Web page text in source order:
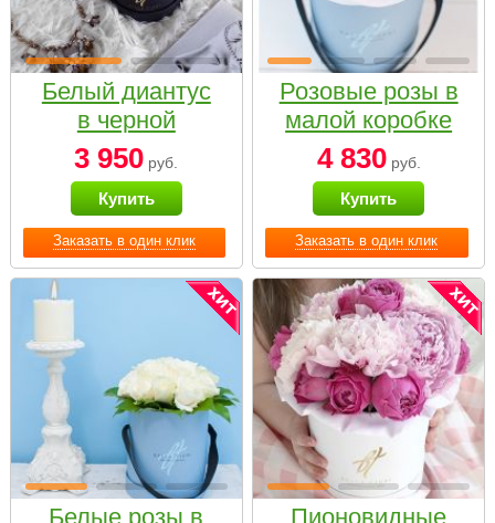
Заказать в один клик
Белый диантус
в черной
коробке Small
3 950 руб.
Купить
Заказать в один клик
Розовые розы в
малой коробке
4 830руб.
Купить
Белые розы в
Пионовидные